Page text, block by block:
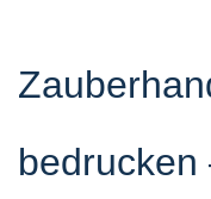
bedrucken